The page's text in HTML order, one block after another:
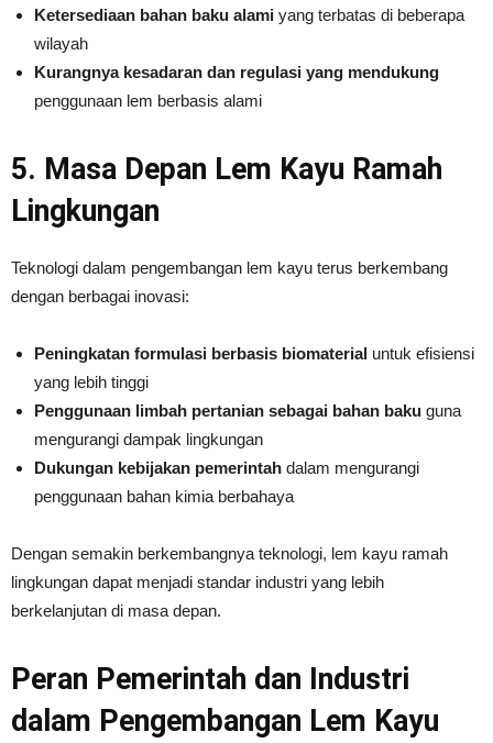
Ketersediaan bahan baku alami yang terbatas di beberapa
wilayah
Kurangnya kesadaran dan regulasi yang mendukung
penggunaan lem berbasis alami
5. Masa Depan Lem Kayu Ramah
Lingkungan
Teknologi dalam pengembangan lem kayu terus berkembang
dengan berbagai inovasi:
Peningkatan formulasi berbasis biomaterial untuk efisiensi
yang lebih tinggi
Penggunaan limbah pertanian sebagai bahan baku guna
mengurangi dampak lingkungan
Dukungan kebijakan pemerintah dalam mengurangi
penggunaan bahan kimia berbahaya
Dengan semakin berkembangnya teknologi, lem kayu ramah
lingkungan dapat menjadi standar industri yang lebih
berkelanjutan di masa depan.
Peran Pemerintah dan Industri
dalam Pengembangan Lem Kayu